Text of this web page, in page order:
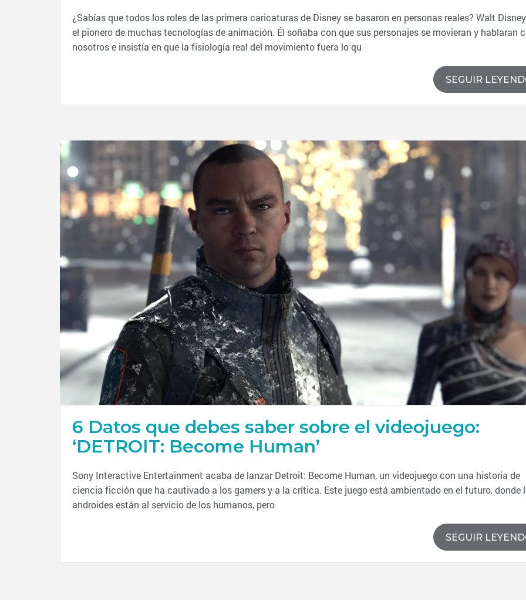
¿Sabías que todos los roles de las primera caricaturas de Disney se basaron en personas reales? Walt
el pionero de muchas tecnologías de animación. Él soñaba con que sus personajes se movieran y hablaran
nosotros e insistía en que la fisiología real del movimiento fuera lo qu
SEGUIR
6 Datos que debes saber sobre el videojuego:
‘DETROIT: Become Human’
Sony Interactive Entertainment acaba de lanzar Detroit: Become Human, un videojuego con una historia de
ciencia ficción que ha cautivado a los gamers y a la crítica. Este juego está ambientado en el futuro, donde
androides están al servicio de los humanos, pero
SEGUIR